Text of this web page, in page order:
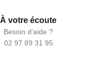
À votre écoute
Besoin d’aide ?
02 97 89 31 95